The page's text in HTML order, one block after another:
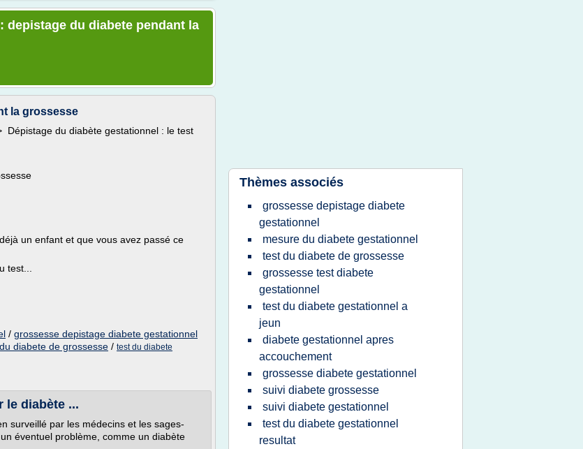
du diabete pendant la
la grossesse
du diabète gestationnel : le test
un enfant et que vous avez passé ce
test...
/ grossesse depistage diabete gestationnel
diabete de grossesse / test du diabete
le diabète ...
surveillé par les médecins et les sages-
éventuel problème, comme un diabète
Thèmes associés
grossesse depistage diabete
gestationnel
mesure du diabete gestationnel
test du diabete de grossesse
grossesse test diabete
gestationnel
test du diabete gestationnel a
jeun
diabete gestationnel apres
accouchement
grossesse diabete gestationnel
suivi diabete grossesse
suivi diabete gestationnel
test du diabete gestationnel
resultat